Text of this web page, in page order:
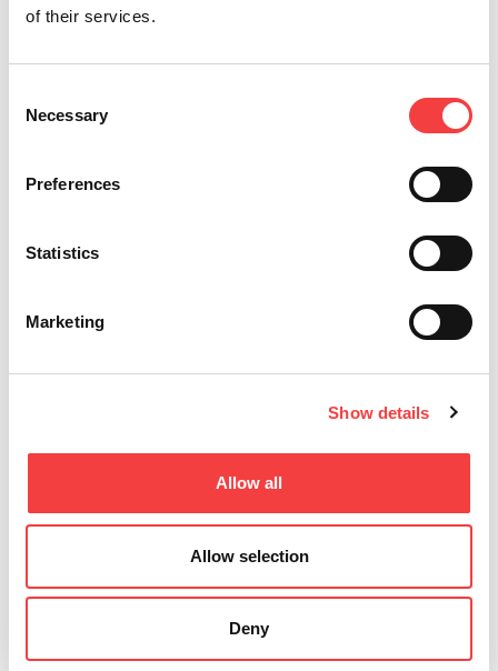
of their services.
Selection
Necessary
Preferences
Statistics
Marketing
Show details
Allow all
Allow selection
Deny
Je déclare avoir lu les
Je souhaite recevoir des
Envoyer
Keyline S.p.A.
Via Camillo Bianchi, 2
31015 Conegliano (TV) Italy
. +39 0438 202520